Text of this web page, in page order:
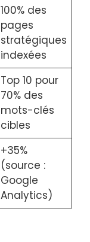
100% des
pages
stratégiques
indexées
Top 10 pour
70% des
mots-clés
cibles
+35%
(source :
Google
Analytics)